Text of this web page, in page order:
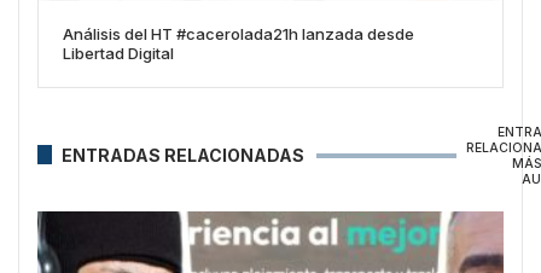
Análisis del HT #cacerolada21h lanzada desde
Libertad Digital
ENTRADAS RELACIONADAS